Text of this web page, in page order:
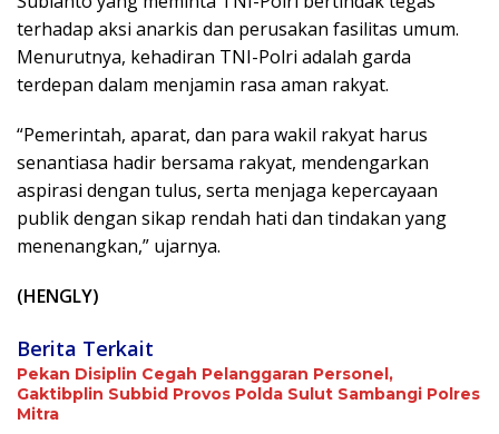
terhadap aksi anarkis dan perusakan fasilitas umum.
Menurutnya, kehadiran TNI-Polri adalah garda
terdepan dalam menjamin rasa aman rakyat.
“Pemerintah, aparat, dan para wakil rakyat harus
senantiasa hadir bersama rakyat, mendengarkan
aspirasi dengan tulus, serta menjaga kepercayaan
publik dengan sikap rendah hati dan tindakan yang
menenangkan,” ujarnya.
(HENGLY)
Berita Terkait
Pekan Disiplin Cegah Pelanggaran Personel,
Gaktibplin Subbid Provos Polda Sulut Sambangi ‎Polres
Mitra